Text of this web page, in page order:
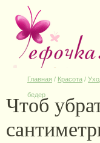
Главная / Красота /
бедер
Чтоб